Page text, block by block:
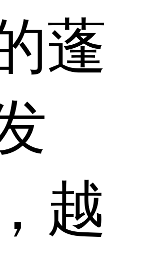
蓬
越